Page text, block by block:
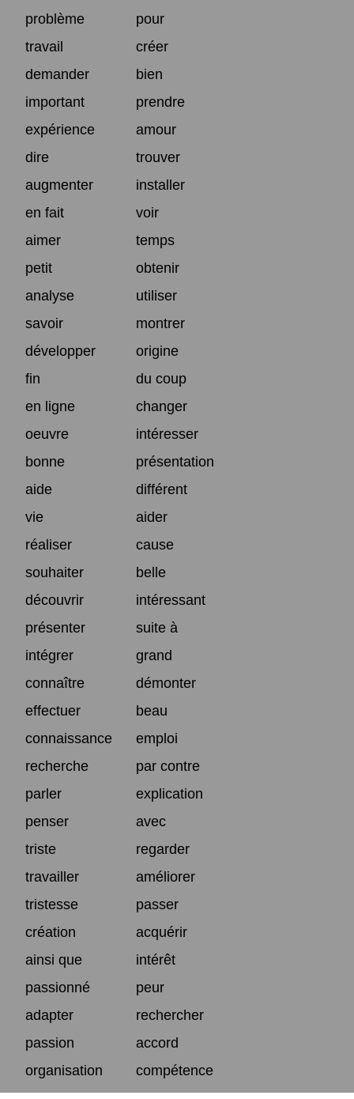
problème
pour
travail
créer
demander
bien
important
prendre
expérience
amour
dire
trouver
augmenter
installer
en fait
voir
aimer
temps
petit
obtenir
analyse
utiliser
savoir
montrer
développer
origine
fin
du coup
en ligne
changer
oeuvre
intéresser
bonne
présentation
aide
différent
vie
aider
réaliser
cause
souhaiter
belle
découvrir
intéressant
présenter
suite à
intégrer
grand
connaître
démonter
effectuer
beau
connaissance
emploi
recherche
par contre
parler
explication
penser
avec
triste
regarder
travailler
améliorer
tristesse
passer
création
acquérir
ainsi que
intérêt
passionné
peur
adapter
rechercher
passion
accord
organisation
compétence